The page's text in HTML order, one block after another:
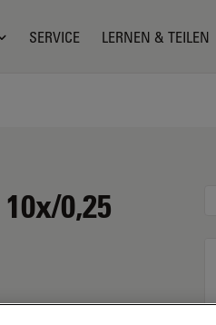
SERVICE LERNEN & TEILEN
0,25